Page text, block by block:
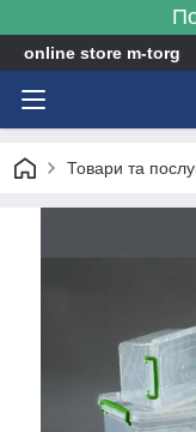
online store m-torg
Товари та